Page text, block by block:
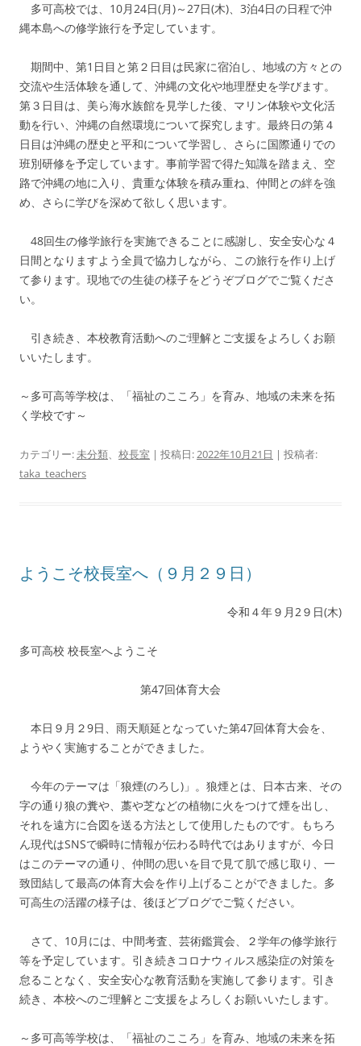
多可高校では、10月24日(月)～27日(木)、3泊4日の日程で沖
縄本島への修学旅行を予定しています。
期間中、第1日目と第２日目は民家に宿泊し、地域の方々との
交流や生活体験を通して、沖縄の文化や地理歴史を学びます。
第３日目は、美ら海水族館を見学した後、マリン体験や文化活
動を行い、沖縄の自然環境について探究します。最終日の第４
日目は沖縄の歴史と平和について学習し、さらに国際通りでの
班別研修を予定しています。事前学習で得た知識を踏まえ、空
路で沖縄の地に入り、貴重な体験を積み重ね、仲間との絆を強
め、さらに学びを深めて欲しく思います。
48回生の修学旅行を実施できることに感謝し、安全安心な４
日間となりますよう全員で協力しながら、この旅行を作り上げ
て参ります。現地での生徒の様子をどうぞブログでご覧くださ
い。
引き続き、本校教育活動へのご理解とご支援をよろしくお願
いいたします。
～多可高等学校は、「福祉のこころ」を育み、地域の未来を拓
く学校です～
カテゴリー:未分類、 校長室 | 投稿日:2022年10月21日 | 投稿者:
taka_teachers
ようこそ校長室へ（９月２９日）
令和４年９月2９日(木)
多可高校 校長室へようこそ
第47回体育大会
本日９月２9日、雨天順延となっていた第47回体育大会を、
ようやく実施することができました。
今年のテーマは「狼煙(のろし)」。狼煙とは、日本古来、その
字の通り狼の糞や、藁や芝などの植物に火をつけて煙を出し、
それを遠方に合図を送る方法として使用したものです。もちろ
ん現代はSNSで瞬時に情報が伝わる時代ではありますが、今日
はこのテーマの通り、仲間の思いを目で見て肌で感じ取り、一
致団結して最高の体育大会を作り上げることができました。多
可高生の活躍の様子は、後ほどブログでご覧ください。
さて、10月には、中間考査、芸術鑑賞会、２学年の修学旅行
等を予定しています。引き続きコロナウィルス感染症の対策を
怠ることなく、安全安心な教育活動を実施して参ります。引き
続き、本校へのご理解とご支援をよろしくお願いいたします。
～多可高等学校は、「福祉のこころ」を育み、地域の未来を拓